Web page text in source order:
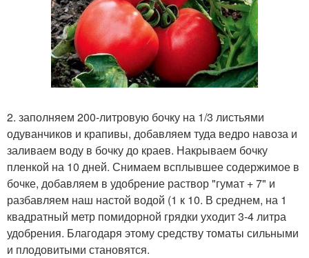
2. заполняем 200-литровую бочку на 1/3 листьями
одуванчиков и крапивы, добавляем туда ведро навоза и
заливаем воду в бочку до краев. Накрываем бочку
пленкой на 10 дней. Снимаем всплывшее содержимое в
бочке, добавляем в удобрение раствор "гумат + 7" и
разбавляем наш настой водой (1 к 10. В среднем, на 1
квадратный метр помидорной грядки уходит 3-4 литра
удобрения. Благодаря этому средству томаты сильными
и плодовитыми становятся.